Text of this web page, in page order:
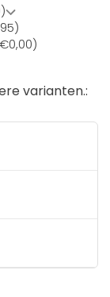
varianten.: